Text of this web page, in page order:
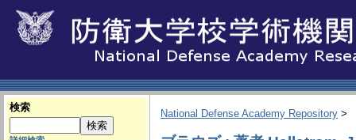
検索
National Defense Academy Repository >